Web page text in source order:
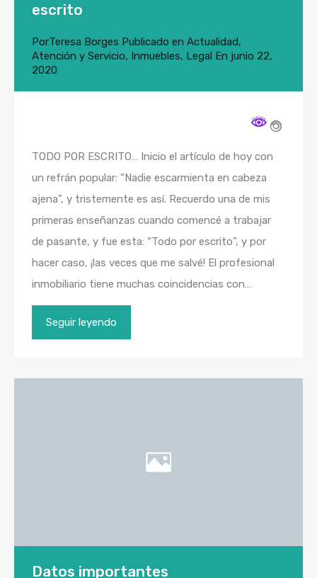
escrito
PorTeresa Borges Publicado en Actualidad,
Atención y Servicio, Inmuebles, Legal En junio 22,
2020
TODO POR ESCRITO… Inicio el artículo de hoy con
un refrán popular: “Nadie escarmienta en cabeza
ajena”, y tristemente es así. Recuerdo una de mis
primeras enseñanzas cuando comencé a trabajar
de pasante, y fue esta: “Todo por escrito”, y por
hacer caso, ¡las veces que me salvé! El profesional
inmobiliario tiene muchas coincidencias con…
Seguir leyendo
Datos importantes